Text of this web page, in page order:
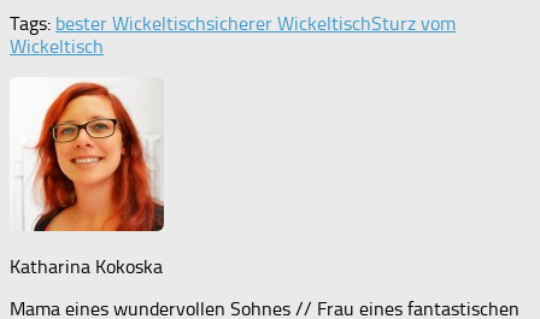
Tags: bester Wickeltischsicherer WickeltischSturz vom
Wickeltisch
Katharina Kokoska
Mama eines wundervollen Sohnes // Frau eines fantastischen